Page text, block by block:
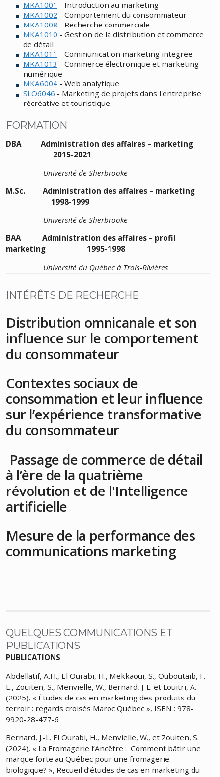
MKA1001 - Introduction au marketing
MKA1002 - Comportement du consommateur
MKA1008 - Recherche commerciale
MKA1010 - Gestion de la distribution et commerce
de détail
MKA1011 - Communication marketing intégrée
MKA1013 - Commerce électronique et marketing
numérique
MKA6004- Web analytique
SLO6046 - Marketing de projets dans l'entreprise
récréative et touristique
FORMATION
DBA Administration des affaires – marketing
2015-2021
Université de Sherbrooke
M.Sc. Administration des affaires – marketing
1998-1999
Université de Sherbrooke
BAA Administration des affaires – profil
marketing 1995-1998
Université du Québec à Trois-Rivières
INTÉRÊTS DE RECHERCHE
Distribution omnicanale et son
influence sur le comportement
du consommateur
Contextes sociaux de
consommation et leur influence
sur l’expérience transformative
du consommateur
Passage de commerce de détail
à l’ère de la quatrième
révolution et de l'Intelligence
artificielle
Mesure de la performance des
communications marketing
QUELQUES COMMUNICATIONS ET
PUBLICATIONS
PUBLICATIONS
Abdellatif, A.H., El Ourabi, H., Mekkaoui, S., Ouboutaib, F.
E., Zouiten, S., Menvielle, W., Bernard, J-L. et Louitri, A.
(2025), « Études de cas en marketing des produits du
terroir : regards croisés Maroc Québec », ISBN : 978-
9920-28-477-6
Bernard, J.-L. El Ourabi, H., Menvielle, W., et Zouiten, S.
(2024), « La Fromagerie l’Ancêtre : Comment bâtir une
marque forte au Québec pour une fromagerie
biologique? », Recueil d’études de cas en marketing du